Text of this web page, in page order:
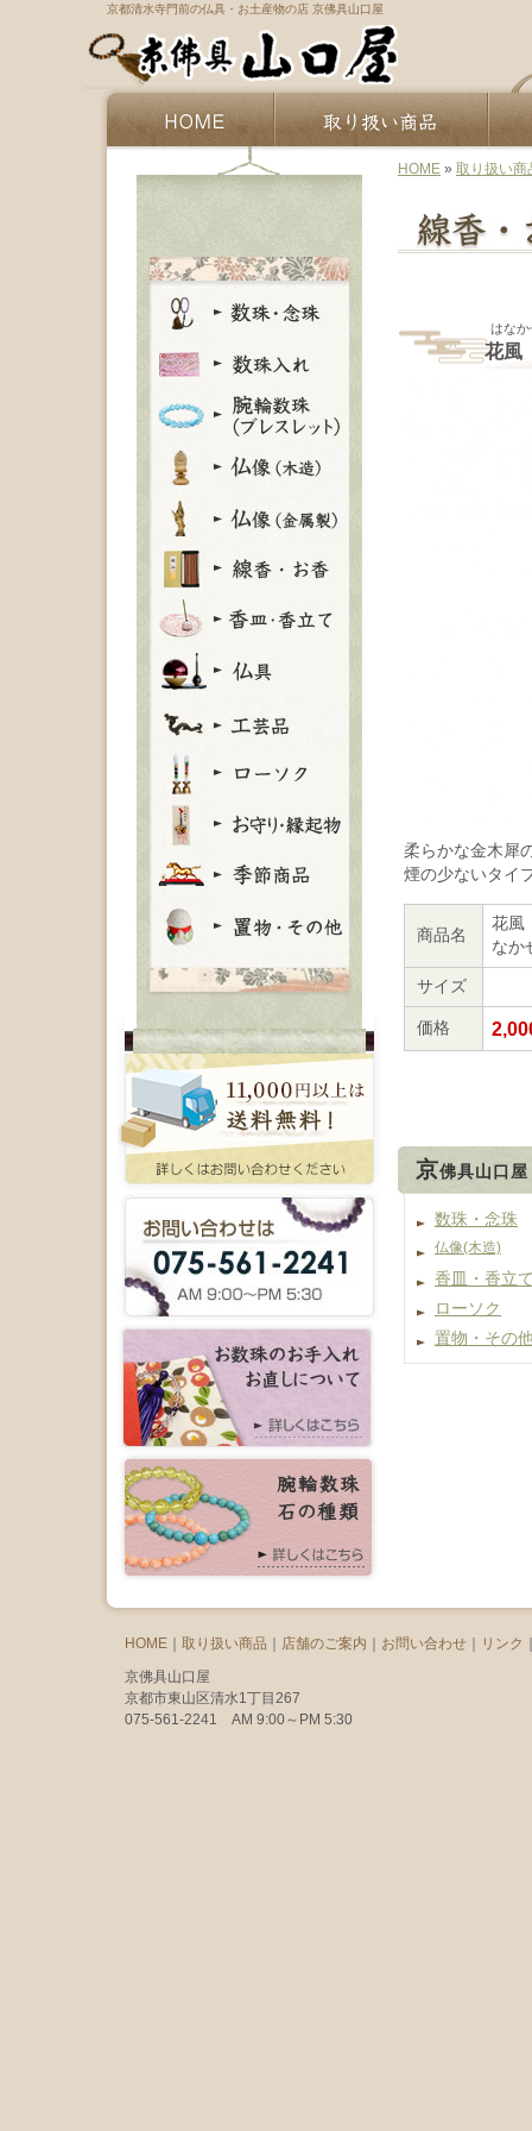
京都清水寺門前の仏具・お土産物の店 京佛具山口屋
HOME » 取り扱い商
はな
花風
柔らかな金木犀
煙の少ないタイ
商品名
花風
なか
サイズ
価格
京佛具山口
数珠・念珠
仏像(木造)
香皿・香立
ローソク
置物・その
HOME 取り扱い商品 店舗のご案内 お問い合わせ リンク
京佛具山口屋
京都市東山区清水1丁目267
075-561-2241 AM 9:00～PM 5:30